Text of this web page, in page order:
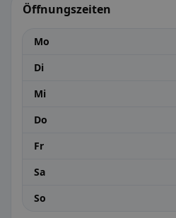
Öffnungszeiten
Mo
Di
Mi
Do
Fr
Sa
So